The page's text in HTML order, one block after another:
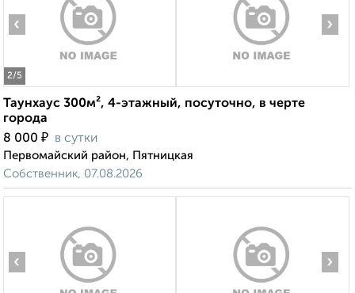
2/5
‹ ›
Таунхаус 300м², 4-этажный, посуточно, в черте
города
8 000 ₽ в сутки
Первомайский район, Пятницкая
Собственник, 07.08.2026
‹ ›